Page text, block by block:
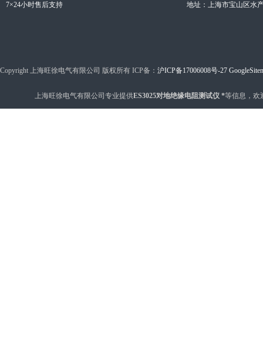
7×24小时售后支持 地址：上海市宝山区水
Copyright 上海旺徐电气有限公司 版权所有 ICP备： 沪ICP备17006008号-27
上海旺徐电气有限公司专业提供ES3025对地绝缘电阻测试仪 *等信息，欢